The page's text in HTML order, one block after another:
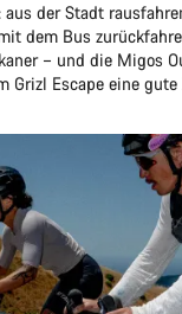
der Stadt
dem Bus
– und die Migos
Grizl Escape eine